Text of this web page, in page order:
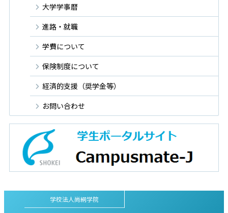
大学学事暦
進路・就職
学費について
保険制度について
経済的支援（奨学金等）
お問い合わせ
学校法人尚絅学院